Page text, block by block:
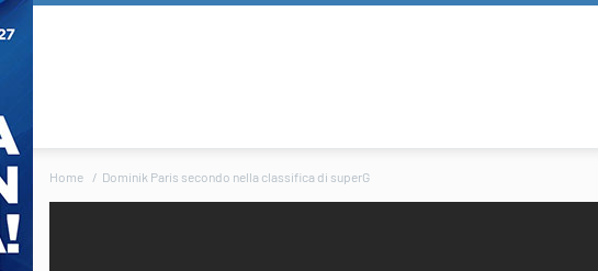
Home Dominik Paris secondo nella classifica di superG